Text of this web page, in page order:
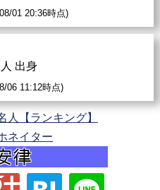
01 20:36時点)
出身
06 11:12時点)
人【ランキング】
ネイター